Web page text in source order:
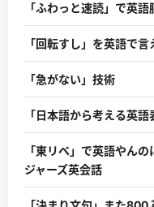
「ふわっと速読」で英語
「回転すし」を英語で言
「急がない」技術
「日本語から考える英
「東リベ」で英語やん
ジャーズ英会話